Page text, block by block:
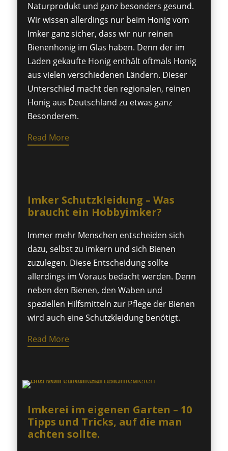
Naturprodukt und ganz besonders gesund.
Wir wissen allerdings nur beim Honig vom
Imker ganz sicher, dass wir nur reinen
Bienenhonig im Glas haben. Denn der im
Laden gekaufte Honig enthält oftmals Honig
aus vielen verschiedenen Ländern. Dieser
Unterschied macht den regionalen, reinen
Honig aus Deutschland zu etwas ganz
Besonderem.
Read More
Imker Schutzkleidung – Was
braucht ein Hobbyimker?
Immer mehr Menschen entscheiden sich
dazu, selbst zu imkern und sich Bienen
zuzulegen. Diese Entscheidung sollte
allerdings im Voraus bedacht werden. Denn
neben den Bienen, den Waben und
speziellen Hilfsmitteln zur Pflege der Bienen
wird auch eine Schutzkleidung benötigt.
Read More
Imkerei im eigenen Garten – 10
Tipps und Tricks, auf die man
achten sollte.